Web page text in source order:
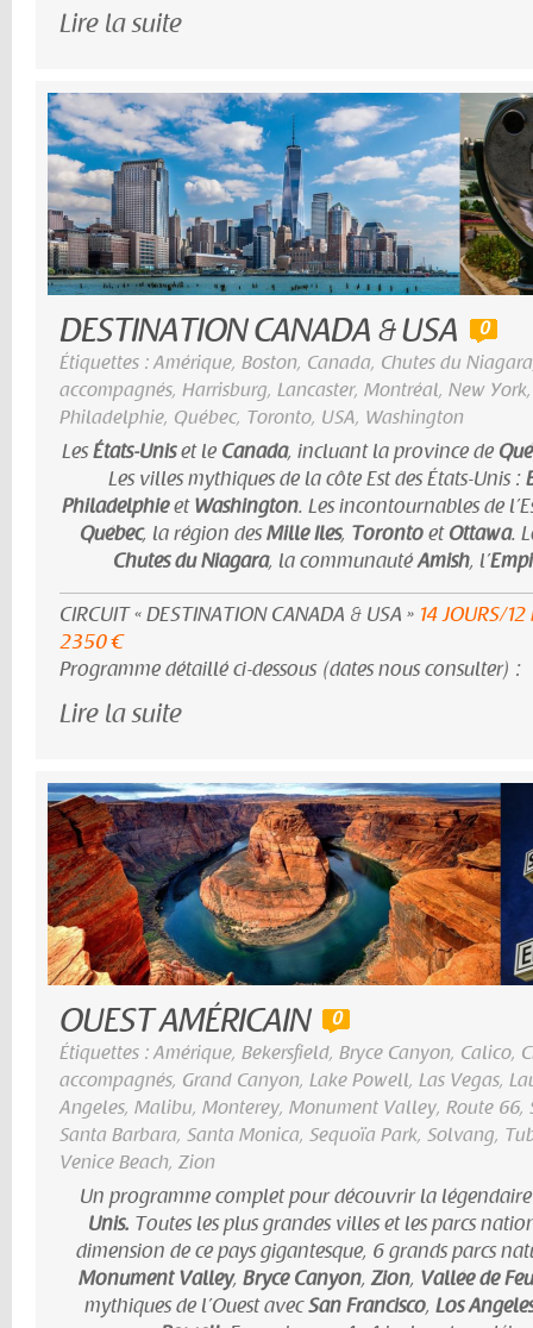
Lire la suite
DESTINATION CANADA & USA
0
Étiquettes : Amérique, Boston, Canada, Chutes du Niagara
accompagnés, Harrisburg, Lancaster, Montréal, New York
Philadelphie, Québec, Toronto, USA, Washington
LesÉtats-Uniset le Canada, incluant la province de
Les villes mythiques de la côte Est des États-Unis :
PhiladelphieetWashington. Les incontournables de
Québec, la région desMille Iles, TorontoetOttawa.
Chutes du Niagara, la communautéAmish, l’
CIRCUIT « DESTINATION CANADA & USA » 14 JOURS/12
2350 €
Programme détaillé ci-dessous (dates nous consulter) :
Lire la suite
OUEST AMÉRICAIN
0
Étiquettes : Amérique, Bekersfield, Bryce Canyon, Calico,
accompagnés, Grand Canyon, Lake Powell, Las Vegas,
Angeles, Malibu, Monterey, Monument Valley, Route 66,
Santa Barbara, Santa Monica, Sequoïa Park, Solvang,
Venice Beach, Zion
Un programme complet pour découvrir la
Unis. Toutes les plus grandes villes et les parcs
dimension de ce pays gigantesque, 6 grands parcs
Monument Valley, Bryce Canyon,Zion, Vallée de Feu
mythiques de l’Ouest avecSan Francisco, Los